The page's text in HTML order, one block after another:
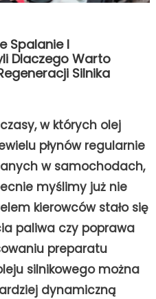
Spalanie I
Dlaczego Warto
Silnika
w których olej
płynów regularnie
w samochodach,
myślimy już nie
kierowców stało się
paliwa czy poprawa
preparatu
silnikowego można
dynamiczną